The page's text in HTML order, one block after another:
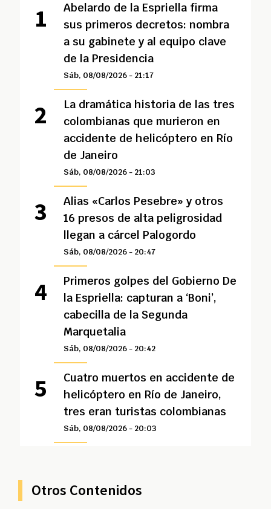
Abelardo de la Espriella firma
sus primeros decretos: nombra
a su gabinete y al equipo clave
de la Presidencia
Sáb, 08/08/2026 - 21:17
La dramática historia de las tres
colombianas que murieron en
accidente de helicóptero en Río
de Janeiro
Sáb, 08/08/2026 - 21:03
Alias «Carlos Pesebre» y otros
16 presos de alta peligrosidad
llegan a cárcel Palogordo
Sáb, 08/08/2026 - 20:47
Primeros golpes del Gobierno De
la Espriella: capturan a ‘Boni’,
cabecilla de la Segunda
Marquetalia
Sáb, 08/08/2026 - 20:42
Cuatro muertos en accidente de
helicóptero en Río de Janeiro,
tres eran turistas colombianas
Sáb, 08/08/2026 - 20:03
Otros Contenidos